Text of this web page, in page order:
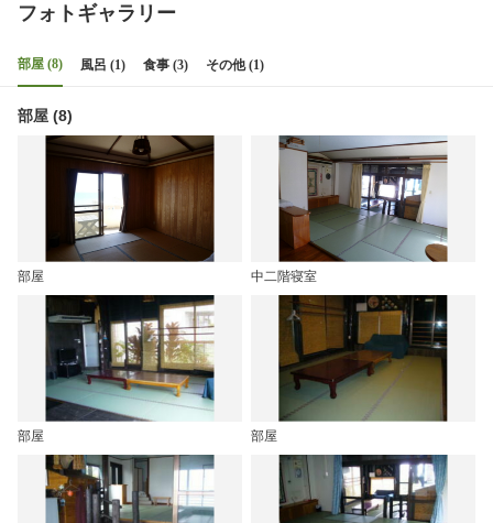
フォトギャラリー
部屋 (8) 風呂 (1) 食事 (3) その他 (1)
部屋 (8)
部屋 中二階寝室
部屋 部屋